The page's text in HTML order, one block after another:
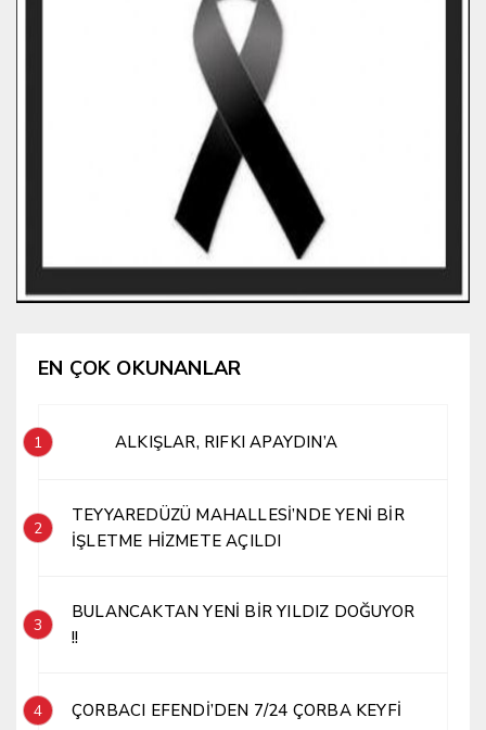
EN ÇOK OKUNANLAR
1 ALKIŞLAR, RIFKI APAYDIN’A
2
TEYYAREDÜZÜ MAHALLESİ’NDE YENİ BİR
İŞLETME HİZMETE AÇILDI
3
BULANCAKTAN YENİ BİR YILDIZ DOĞUYOR
!!
4 ÇORBACI EFENDİ’DEN 7/24 ÇORBA KEYFİ